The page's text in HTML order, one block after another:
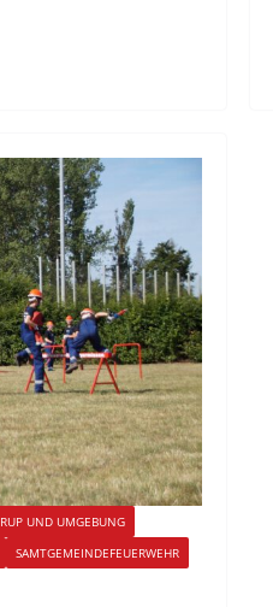
UND UMGEBUNG
SAMTGEMEINDEFEUERWEHR